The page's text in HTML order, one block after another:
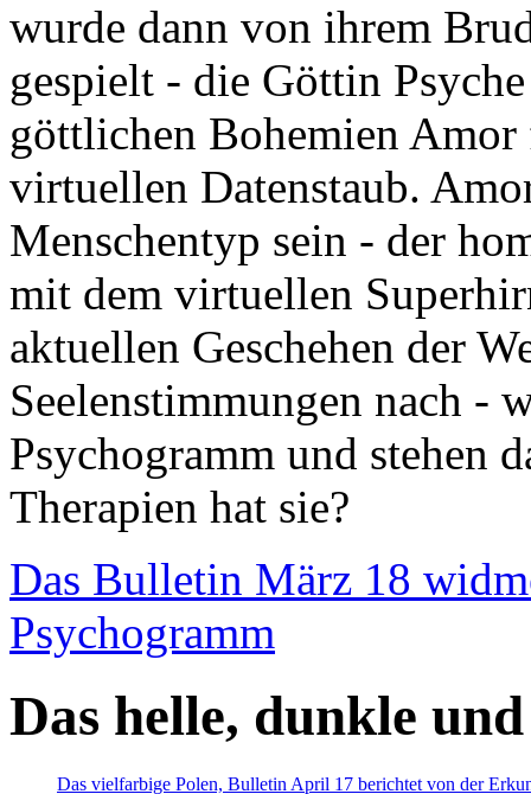
wurde dann von ihrem
gespielt - die Göttin
göttlichen Bohemien
virtuellen Datenstaub.
Menschentyp sein - der
mit dem virtuellen
aktuellen Geschehen der
Seelenstimmungen nach -
Psychogramm und stehen
Therapien hat sie?
Das Bulletin März 18
Psychogramm
Das helle, dunkle
Das vielfarbige Polen, Bulletin April 17 berichtet von der